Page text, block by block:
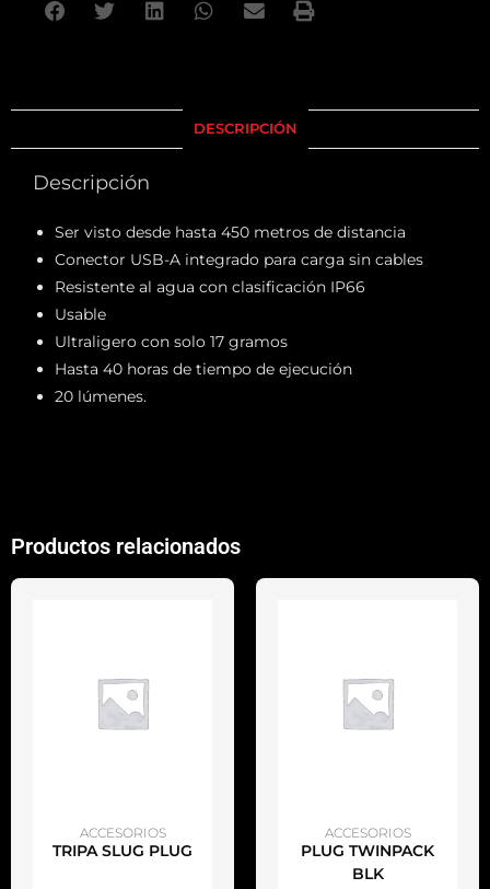
DESCRIPCIÓN
Descripción
Ser visto desde hasta 450 metros de distancia
Conector USB-A integrado para carga sin cables
Resistente al agua con clasificación IP66
Usable
Ultraligero con solo 17 gramos
Hasta 40 horas de tiempo de ejecución
20 lúmenes.
Productos relacionados
AÑADIR AL CARRITO
ACCESORIOS
TRIPA SLUG PLUG
AÑADIR AL CARRITO
ACCESORIOS
PLUG TWINPACK
BLK